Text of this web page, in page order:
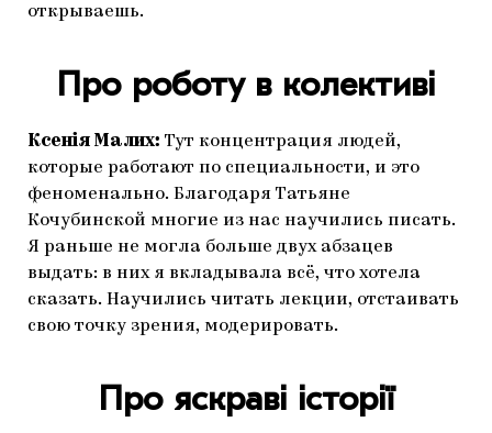
открываешь.
Про роботу в колективі
Ксенiя Малих: Тут концентрация людей,
которые работают по специальности, и это
феноменально. Благодаря Татьяне
Кочубинской многие из нас научились писать.
Я раньше не могла больше двух абзацев
выдать: в них я вкладывала всё, что хотела
сказать. Научились читать лекции, отстаивать
свою точку зрения, модерировать.
Про яскраві історії